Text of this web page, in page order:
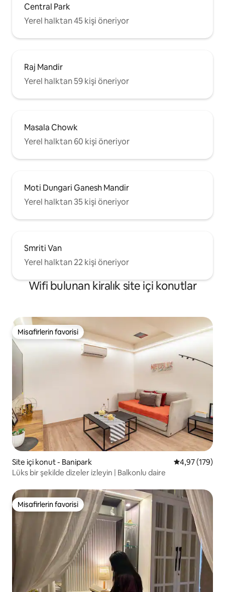
Central Park
Yerel halktan 45 kişi öneriyor
Raj Mandir
Yerel halktan 59 kişi öneriyor
Masala Chowk
Yerel halktan 60 kişi öneriyor
Moti Dungari Ganesh Mandir
Yerel halktan 35 kişi öneriyor
Smriti Van
Yerel halktan 22 kişi öneriyor
Wifi bulunan kiralık site içi konutlar
Misafirlerin favorisi
Misafirlerin favorisi
Site içi konut - Banipark 5 üzerinden
4,97 (179)
Lüks bir şekilde dizeler izleyin | Balkonlu daire
Misafirlerin favorisi
Misafirlerin favorisi